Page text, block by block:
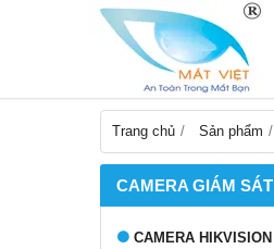
Trang chủ Sản phẩm
CAMERA GIÁM SÁT
CAMERA HIKVISION